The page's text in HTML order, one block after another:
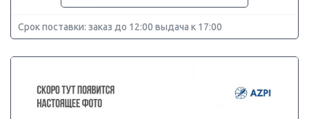
Срок поставки: заказ до 12:00 выдача к 17:00